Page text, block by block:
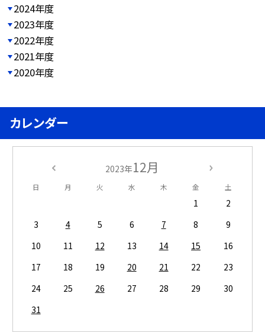
2024年度
2023年度
2022年度
2021年度
2020年度
カレンダー
2023年12月
日 月 火 水 木 金 土
1
2
3
4 5 6 7 8
9
10
11 12 13 14 15
16
17
18 19 20 21 22
23
24
25 26 27 28 29
30
31